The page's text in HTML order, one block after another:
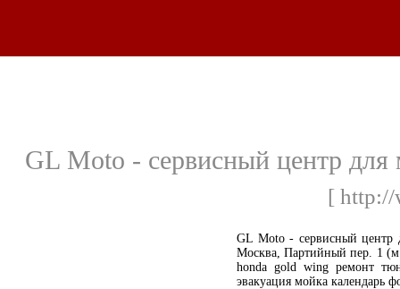
GL Moto - сервисный центр для
[
GL Moto - сервисный центр
Москва, Партийный пер. 1
honda gold wing ремонт
эвакуация мойка календарь